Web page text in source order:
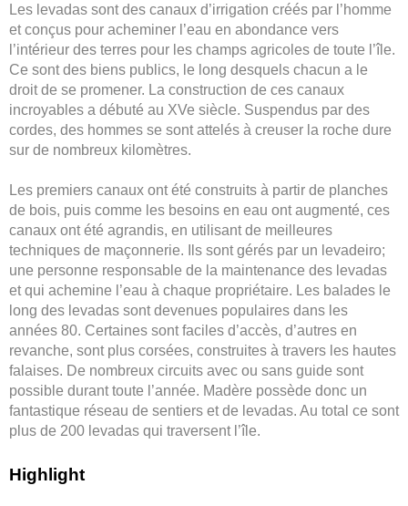
Les levadas sont des canaux d’irrigation créés par l’homme
et conçus pour acheminer l’eau en abondance vers
l’intérieur des terres pour les champs agricoles de toute l’île.
Ce sont des biens publics, le long desquels chacun a le
droit de se promener. La construction de ces canaux
incroyables a débuté au XVe siècle. Suspendus par des
cordes, des hommes se sont attelés à creuser la roche dure
sur de nombreux kilomètres.
Les premiers canaux ont été construits à partir de planches
de bois, puis comme les besoins en eau ont augmenté, ces
canaux ont été agrandis, en utilisant de meilleures
techniques de maçonnerie. Ils sont gérés par un levadeiro;
une personne responsable de la maintenance des levadas
et qui achemine l’eau à chaque propriétaire. Les balades le
long des levadas sont devenues populaires dans les
années 80. Certaines sont faciles d’accès, d’autres en
revanche, sont plus corsées, construites à travers les hautes
falaises. De nombreux circuits avec ou sans guide sont
possible durant toute l’année. Madère possède donc un
fantastique réseau de sentiers et de levadas. Au total ce sont
plus de 200 levadas qui traversent l’île.
Highlight